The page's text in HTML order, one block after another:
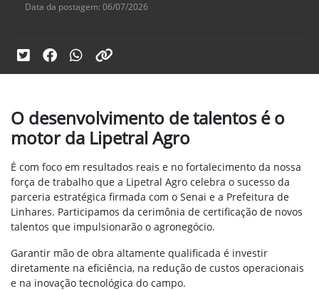
Data da postagem: 06/07/2026
O desenvolvimento de talentos é o
motor da Lipetral Agro
É com foco em resultados reais e no fortalecimento da nossa
força de trabalho que a Lipetral Agro celebra o sucesso da
parceria estratégica firmada com o Senai e a Prefeitura de
Linhares. Participamos da cerimônia de certificação de novos
talentos que impulsionarão o agronegócio.
Garantir mão de obra altamente qualificada é investir
diretamente na eficiência, na redução de custos operacionais
e na inovação tecnológica do campo.